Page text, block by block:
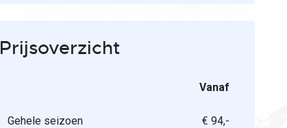
Prijsoverzicht
Vanaf
Gehele seizoen
€ 94,-